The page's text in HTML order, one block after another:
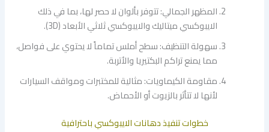
​المظهر الجمالي: تتوفر بألوان لا حصر لها، بما في ذلك
الايبوكسي ميتاليك والايبوكسي ثلاثي الأبعاد (3D).
​سهولة التنظيف: سطح أملس تماماً لا يحتوي على فواصل،
مما يمنع تراكم البكتيريا والأتربة.
مقاومة الكيماويات: مثالية للمختبرات ومواقف السيارات
لأنها لا تتأثر بالزيوت أو الأحماض.
خطوات تنفيذ دهانات الايبوكسي باحترافية